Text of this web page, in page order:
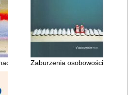
narcystycznych ludzi i uwolnić się od
Zaburzenia osobowości : Czy